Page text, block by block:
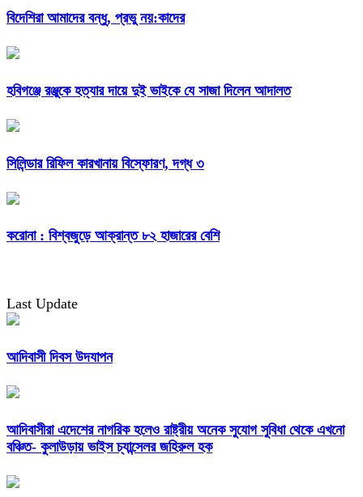
বিদেশিরা আমাদের বন্ধু, প্রভু নয়:কাদের
হবিগঞ্জে রঞ্জুকে হত্যার দায়ে দুই ভাইকে যে সাজা দিলেন আদালত
সিলিন্ডার রিফিল কারখানায় বিস্ফোরণ, দগ্ধ ৩
করোনা : বিশ্বজুড়ে আক্রান্ত ৮২ হাজারের বেশি
Last Update
আদিবাসী দিবস উদযাপন
আদিবাসীরা এদেশের নাগরিক হলেও রাষ্ট্রীয় অনেক সুযোগ সুবিধা থেকে এখনো
বঞ্চিত- কুলাউড়ায় ভাইস চ্যান্সেলর জহিরুল হক